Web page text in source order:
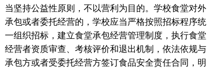
当坚持公益性原则，不以营利为目的。学校食堂对外
承包或者委托经营的，学校应当严格按照招标程序统
一组织招标，建立食堂承包经营管理制度，执行食堂
经营者资质审查、考核评价和退出机制，依法依规与
承包方或者受委托经营方签订食品安全责任合同，明